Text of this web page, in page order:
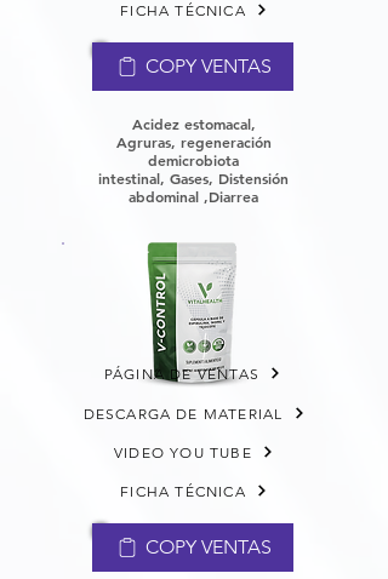
FICHA TÉCNICA
COPY VENTAS
Acidez estomacal,
Agruras, regeneración
demicrobiota
intestinal, Gases, Distensión
abdominal ,Diarrea
PÁGINA DE VENTAS
DESCARGA DE MATERIAL
VIDEO YOU TUBE
FICHA TÉCNICA
COPY VENTAS